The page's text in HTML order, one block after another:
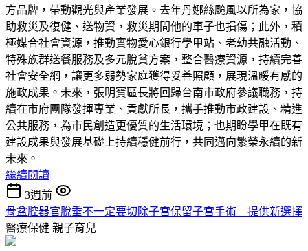
方品牌，帶動觀光與產業發展。去年丹娜絲颱風以所為家，協
助救災及復健、送物資，救災期間他的車子也損傷；此外，積
極媒合社會資源，推動實物愛心銀行學甲站、老幼共融活動、
特殊族群送餐服務及多元脫貧方案，整合醫療資源，持續完善
社會安全網，讓更多弱勢家庭獲得妥善照顧，展現溫暖有感的
施政成果。未來，張明寶區長將回歸台南市政府參議職務，持
續在市府團隊發揮專業、貢獻所長，攜手推動市政建設、精進
公共服務，為市民創造更優質的生活環境；也期盼學甲在既有
建設成果與發展基礎上持續穩健前行，共同邁向繁榮永續的新
未來。
繼續閱讀
3週前
骨盆腔器官脫垂不一定要切除子宮保留子宮手術 提供新選擇
醫療保健 親子育兒